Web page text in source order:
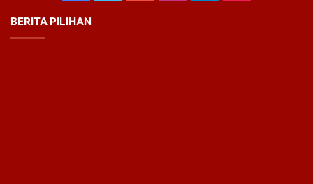
BERITA PILIHAN